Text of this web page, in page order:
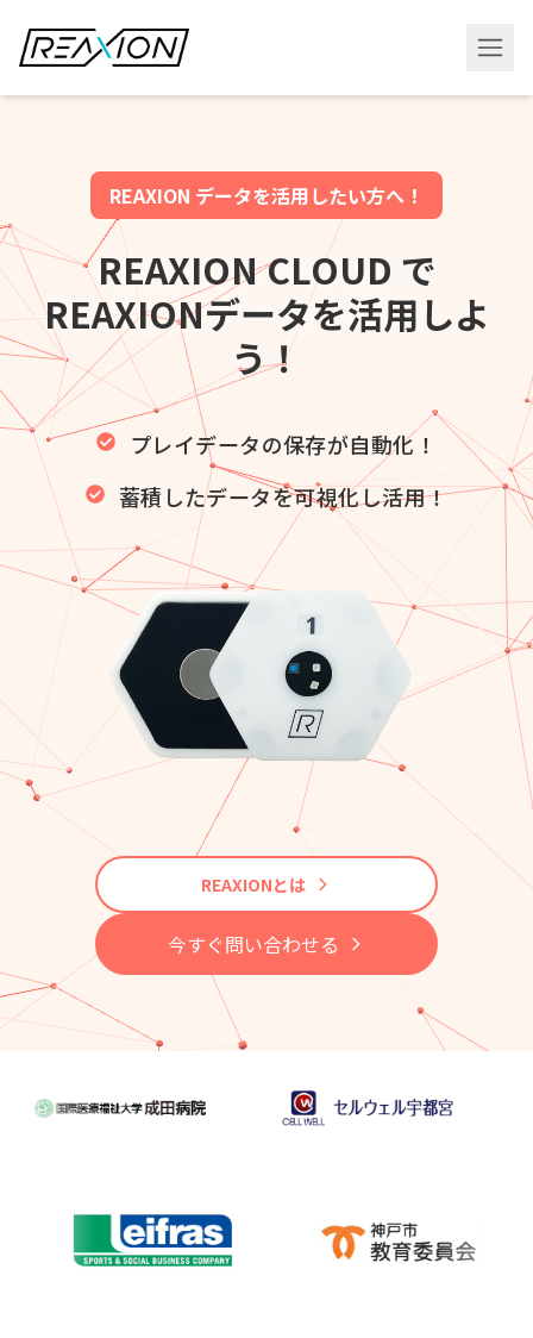
REAXION データを活用したい方へ！
REAXION CLOUD で
REAXIONデータを活用しよ
う！
プレイデータの保存が自動化！
蓄積したデータを可視化し活用！
REAXIONとは
今すぐ問い合わせる